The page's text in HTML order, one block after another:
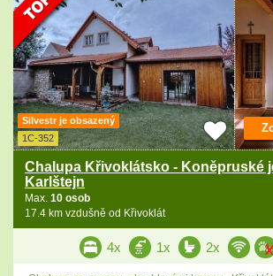
Silvestr je obsazený
1C-352
Chalupa Křivoklátsko - Koněpruské
Karlštejn
Max. 10 osob
17.4 km vzdušně od Křivoklát
4x 1x 2x